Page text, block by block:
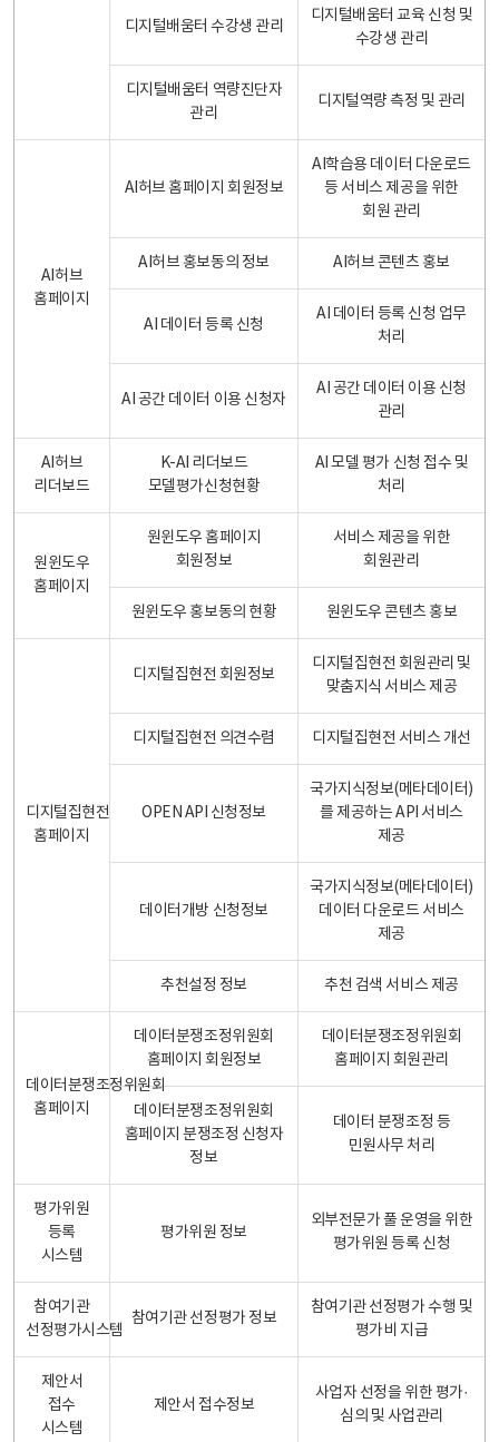
디지털배움터 수강생 관리
디지털배움터 교육 신청 및
수강생 관리
디지털배움터 역량진단자
관리
디지털역량 측정 및 관리
AI허브
홈페이지
AI허브 홈페이지 회원정보
AI학습용 데이터 다운로드
등 서비스 제공을 위한
회원 관리
AI허브 홍보동의 정보 AI허브 콘텐츠 홍보
AI 데이터 등록 신청
AI 데이터 등록 신청 업무
처리
AI 공간 데이터 이용 신청자
AI 공간 데이터 이용 신청
관리
AI허브
리더보드
K-AI 리더보드
모델평가신청현황
AI 모델 평가 신청 접수 및
처리
원윈도우
홈페이지
원윈도우 홈페이지
회원정보
서비스 제공을 위한
회원관리
원윈도우 홍보동의 현황 원윈도우 콘텐츠 홍보
디지털집현전
홈페이지
디지털집현전 회원정보
디지털집현전 회원관리 및
맞춤지식 서비스 제공
디지털집현전 의견수렴 디지털집현전 서비스 개선
OPEN API 신청정보
국가지식정보(메타데이터)
를 제공하는 API 서비스
제공
데이터개방 신청정보
국가지식정보(메타데이터)
데이터 다운로드 서비스
제공
추천설정 정보 추천 검색 서비스 제공
데이터분쟁조정위원회
홈페이지
데이터분쟁조정위원회
홈페이지 회원정보
데이터분쟁조정위원회
홈페이지 회원관리
데이터분쟁조정위원회
홈페이지 분쟁조정 신청자
정보
데이터 분쟁조정 등
민원사무 처리
평가위원
등록
시스템
평가위원 정보
외부전문가 풀 운영을 위한
평가위원 등록 신청
참여기관
선정평가시스템
참여기관 선정평가 정보
참여기관 선정평가 수행 및
평가비 지급
제안서
접수
시스템
제안서 접수정보
사업자 선정을 위한 평가·
심의 및 사업관리